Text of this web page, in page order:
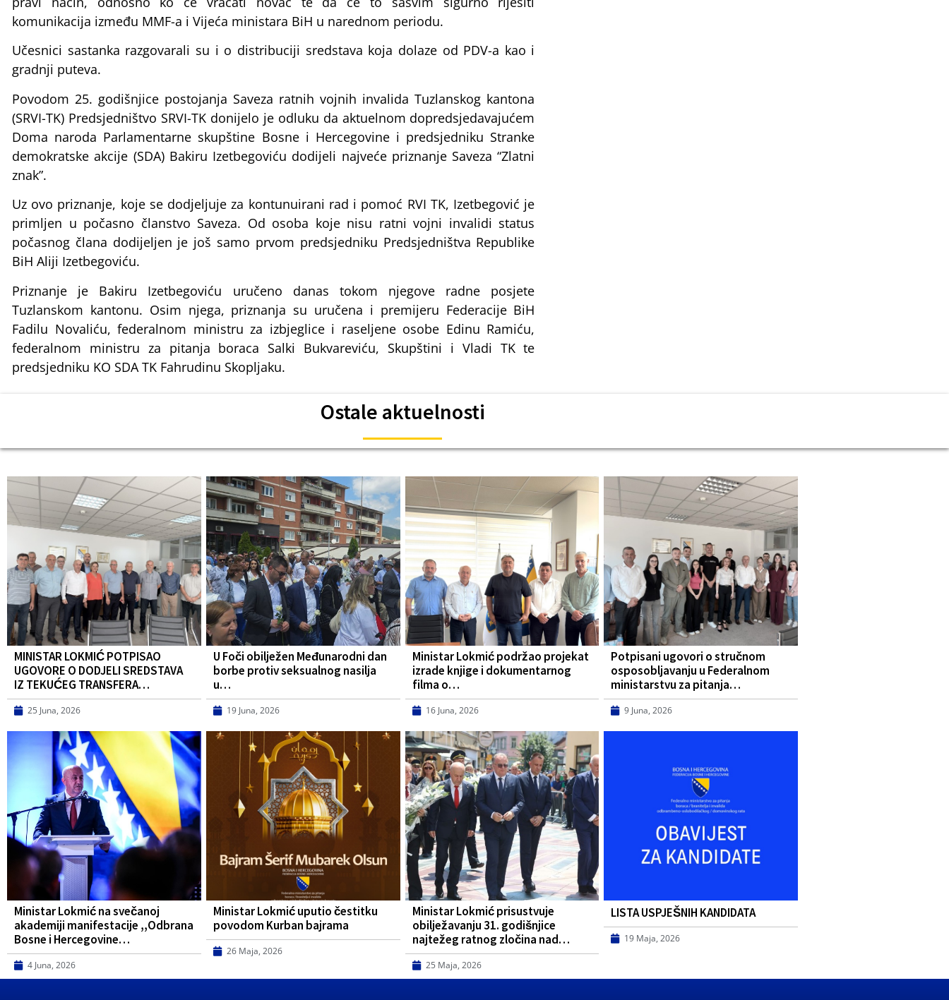
komunikacija između MMF-a i Vijeća ministara BiH u narednom periodu.
Učesnici sastanka razgovarali su i o distribuciji sredstava koja dolaze od PDV-a kao i
gradnji puteva.
Povodom 25. godišnjice postojanja Saveza ratnih vojnih invalida Tuzlanskog kantona
(SRVI-TK) Predsjedništvo SRVI-TK donijelo je odluku da aktuelnom dopredsjedavajućem
Doma naroda Parlamentarne skupštine Bosne i Hercegovine i predsjedniku Stranke
demokratske akcije (SDA) Bakiru Izetbegoviću dodijeli najveće priznanje Saveza “Zlatni
znak”.
Uz ovo priznanje, koje se dodjeljuje za kontunuirani rad i pomoć RVI TK, Izetbegović je
primljen u počasno članstvo Saveza. Od osoba koje nisu ratni vojni invalidi status
počasnog člana dodijeljen je još samo prvom predsjedniku Predsjedništva Republike
BiH Aliji Izetbegoviću.
Priznanje je Bakiru Izetbegoviću uručeno danas tokom njegove radne posjete
Tuzlanskom kantonu. Osim njega, priznanja su uručena i premijeru Federacije BiH
Fadilu Novaliću, federalnom ministru za izbjeglice i raseljene osobe Edinu Ramiću,
federalnom ministru za pitanja boraca Salki Bukvareviću, Skupštini i Vladi TK te
predsjedniku KO SDA TK Fahrudinu Skopljaku.
Ostale aktuelnosti
MINISTAR LOKMIĆ POTPISAO
UGOVORE O DODJELI SREDSTAVA
IZ TEKUĆEG TRANSFERA…
25 Juna, 2026
U Foči obilježen Međunarodni dan
borbe protiv seksualnog nasilja
u…
19 Juna, 2026
Ministar Lokmić podržao projekat
izrade knjige i dokumentarnog
filma o…
16 Juna, 2026
Potpisani ugovori o stručnom
osposobljavanju u Federalnom
ministarstvu za pitanja…
9 Juna, 2026
Ministar Lokmić na svečanoj
akademiji manifestacije ,,Odbrana
Bosne i Hercegovine…
4 Juna, 2026
Ministar Lokmić uputio čestitku
povodom Kurban bajrama
26 Maja, 2026
Ministar Lokmić prisustvuje
obilježavanju 31. godišnjice
najtežeg ratnog zločina nad…
25 Maja, 2026
LISTA USPJEŠNIH KANDIDATA
19 Maja, 2026